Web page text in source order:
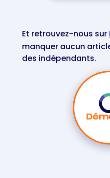
Et retrouvez-nous sur
manquer aucun
des indépendants.